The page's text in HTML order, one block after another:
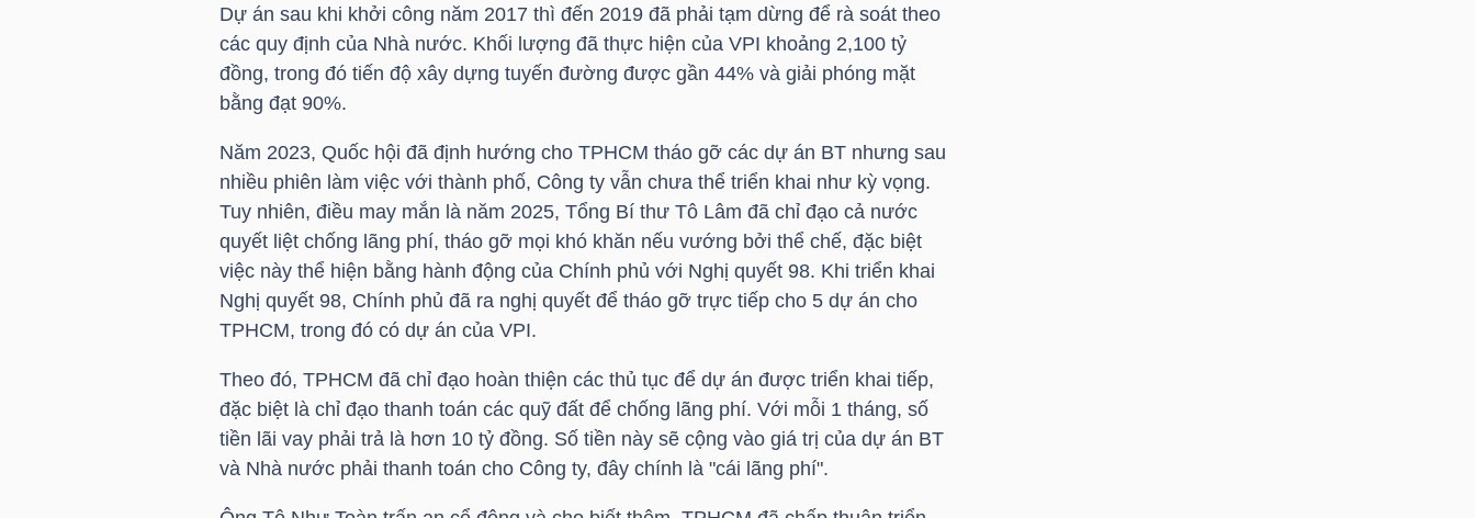
Dự án sau khi khởi công năm 2017 thì đến 2019 đã phải tạm dừng để rà soát theo
các quy định của Nhà nước. Khối lượng đã thực hiện của VPI khoảng 2,100 tỷ
đồng, trong đó tiến độ xây dựng tuyến đường được gần 44% và giải phóng mặt
bằng đạt 90%.
Năm 2023, Quốc hội đã định hướng cho TPHCM tháo gỡ các dự án BT nhưng sau
nhiều phiên làm việc với thành phố, Công ty vẫn chưa thể triển khai như kỳ vọng.
Tuy nhiên, điều may mắn là năm 2025, Tổng Bí thư Tô Lâm đã chỉ đạo cả nước
quyết liệt chống lãng phí, tháo gỡ mọi khó khăn nếu vướng bởi thể chế, đặc biệt
việc này thể hiện bằng hành động của Chính phủ với Nghị quyết 98. Khi triển khai
Nghị quyết 98, Chính phủ đã ra nghị quyết để tháo gỡ trực tiếp cho 5 dự án cho
TPHCM, trong đó có dự án của VPI.
Theo đó, TPHCM đã chỉ đạo hoàn thiện các thủ tục để dự án được triển khai tiếp,
đặc biệt là chỉ đạo thanh toán các quỹ đất để chống lãng phí. Với mỗi 1 tháng, số
tiền lãi vay phải trả là hơn 10 tỷ đồng. Số tiền này sẽ cộng vào giá trị của dự án BT
và Nhà nước phải thanh toán cho Công ty, đây chính là "cái lãng phí".